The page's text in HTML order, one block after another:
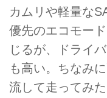
カムリや軽量な
優先のエコモー
じるが、ドライ
も高い。ちなみ
流して走ってみ